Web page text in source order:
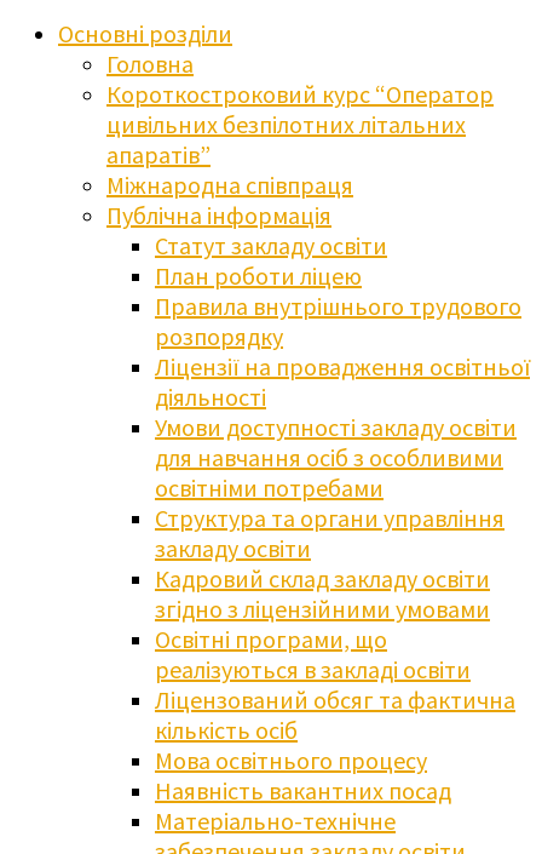
Основні розділи
Головна
Короткостроковий курс “Оператор
цивільних безпілотних літальних
апаратів”
Міжнародна співпраця
Публічна інформація
Статут закладу освіти
План роботи ліцею
Правила внутрішнього трудового
розпорядку
Ліцензії на провадження освітньої
діяльності
Умови доступності закладу освіти
для навчання осіб з особливими
освітніми потребами
Структура та органи управління
закладу освіти
Кадровий склад закладу освіти
згідно з ліцензійними умовами
Освітні програми, що
реалізуються в закладі освіти
Ліцензований обсяг та фактична
кількість осіб
Мова освітнього процесу
Наявність вакантних посад
Матеріально-технічне